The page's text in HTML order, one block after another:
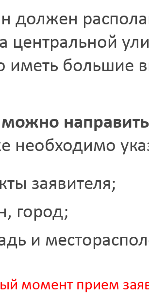
должен
центральной
иметь большие
можно
необходимо
заявителя;
город;
и
момент прием